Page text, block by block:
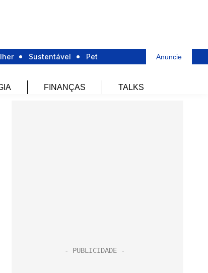
Sustentável Pet Anuncie
FINANÇAS TALKS